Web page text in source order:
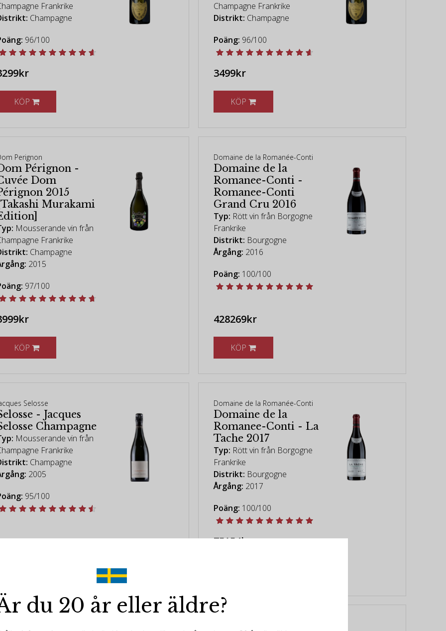
Frankrike
Champagne
96/100
KÖP
Champagne Frankrike
Distrikt: Champagne
Poäng: 96/100
3499kr
KÖP
Perignon
Pérignon -
Dom
2015
Murakami
Mousserande vin från
Frankrike
Champagne
2015
97/100
KÖP
Domaine de la Romanée-Conti
Domaine de la
Romanee-Conti -
Romanee-Conti
Grand Cru 2016
Typ: Rött vin från Borgogne
Frankrike
Distrikt: Bourgogne
Årgång: 2016
Poäng: 100/100
428269kr
KÖP
Selosse
- Jacques
Champagne
Mousserande vin från
Frankrike
Champagne
2005
95/100
Domaine de la Romanée-Conti
Domaine de la
Romanee-Conti - La
Tache 2017
Typ: Rött vin från Borgogne
Frankrike
Distrikt: Bourgogne
Årgång: 2017
Poäng: 100/100
75154kr
du 20 år eller äldre?